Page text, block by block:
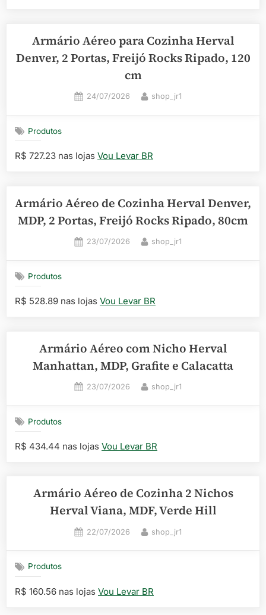
Armário Aéreo para Cozinha Herval
Denver, 2 Portas, Freijó Rocks Ripado, 120
cm
Posted
24/07/2026 By
shop_jr1
Produtos
R$ 727.23 nas lojas Vou Levar BR
Armário Aéreo de Cozinha Herval Denver,
MDP, 2 Portas, Freijó Rocks Ripado, 80cm
Posted
23/07/2026 By
shop_jr1
Produtos
R$ 528.89 nas lojas Vou Levar BR
Armário Aéreo com Nicho Herval
Manhattan, MDP, Grafite e Calacatta
Posted
23/07/2026 By
shop_jr1
Produtos
R$ 434.44 nas lojas Vou Levar BR
Armário Aéreo de Cozinha 2 Nichos
Herval Viana, MDF, Verde Hill
Posted
22/07/2026 By
shop_jr1
Produtos
R$ 160.56 nas lojas Vou Levar BR